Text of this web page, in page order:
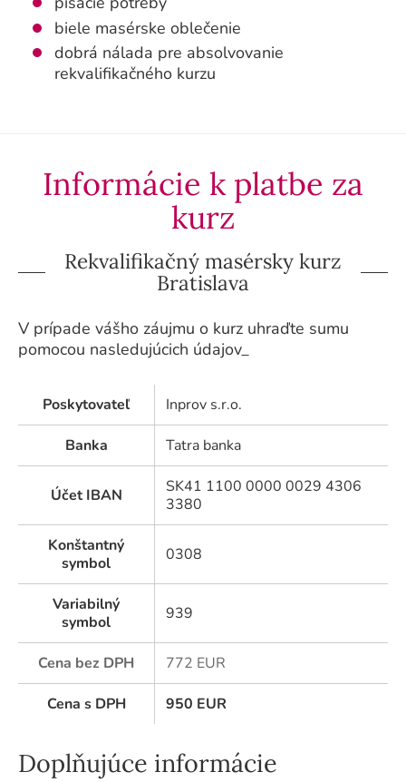
biele masérske oblečenie
dobrá nálada pre absolvovanie
rekvalifikačného kurzu
Informácie k platbe za
kurz
Rekvalifikačný masérsky kurz
Bratislava
V prípade vášho záujmu o kurz uhraďte sumu
pomocou nasledujúcich údajov_
Poskytovateľ Inprov s.r.o.
Banka Tatra banka
Účet IBAN
SK41 1100 0000 0029 4306
3380
Konštantný
symbol
0308
Variabilný
symbol
939
Cena bez DPH 772 EUR
Cena s DPH 950 EUR
Doplňujúce informácie